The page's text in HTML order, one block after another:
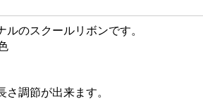
ルのスクールリボンです。
さ調節が出来ます。